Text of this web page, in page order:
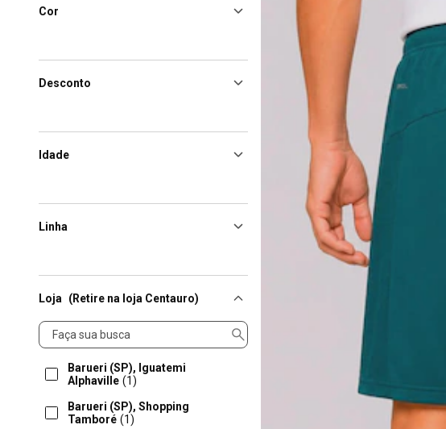
Cor
Desconto
Idade
Linha
Loja (Retire na loja Centauro)
Loja
Barueri (SP), Iguatemi
Alphaville (1)
Barueri (SP), Shopping
Tamboré (1)